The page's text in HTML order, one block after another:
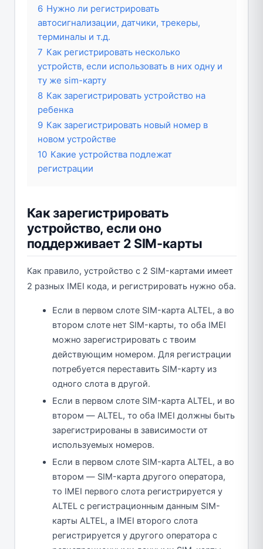
6 Нужно ли регистрировать
автосигнализации, датчики, трекеры,
терминалы и т.д.
7 Как регистрировать несколько
устройств, если использовать в них одну и
ту же sim-карту
8 Как зарегистрировать устройство на
ребенка
9 Как зарегистрировать новый номер в
новом устройстве
10 Какие устройства подлежат
регистрации
Как зарегистрировать
устройство, если оно
поддерживает 2 SIM-карты
Как правило, устройство с 2 SIM-картами имеет
2 разных IMEI кода, и регистрировать нужно оба.
Если в первом слоте SIM-карта ALTEL, а во
втором слоте нет SIM-карты, то оба IMEI
можно зарегистрировать с твоим
действующим номером. Для регистрации
потребуется переставить SIM-карту из
одного слота в другой.
Если в первом слоте SIM-карта ALTEL, и во
втором — ALTEL, то оба IMEI должны быть
зарегистрированы в зависимости от
используемых номеров.
Если в первом слоте SIM-карта ALTEL, а во
втором — SIM-карта другого оператора,
то IMEI первого слота регистрируется у
ALTEL с регистрационным данным SIM-
карты ALTEL, а IMEI второго слота
регистрируется у другого оператора с